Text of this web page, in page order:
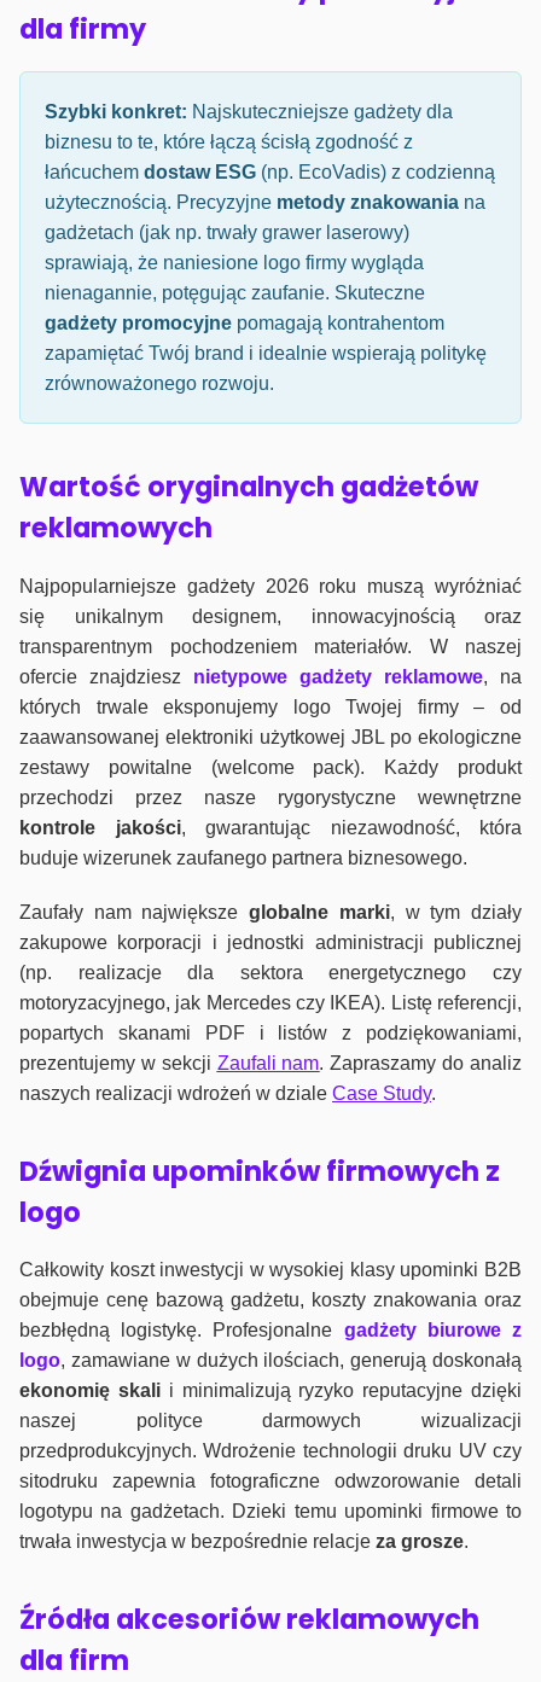
dla firmy
Szybki konkret: Najskuteczniejsze gadżety dla
biznesu to te, które łączą ścisłą zgodność z
łańcuchem dostaw ESG (np. EcoVadis) z codzienną
użytecznością. Precyzyjne metody znakowania na
gadżetach (jak np. trwały grawer laserowy)
sprawiają, że naniesione logo firmy wygląda
nienagannie, potęgując zaufanie. Skuteczne
gadżety promocyjne pomagają kontrahentom
zapamiętać Twój brand i idealnie wspierają politykę
zrównoważonego rozwoju.
Wartość oryginalnych gadżetów
reklamowych
Najpopularniejsze gadżety 2026 roku muszą wyróżniać
się unikalnym designem, innowacyjnością oraz
transparentnym pochodzeniem materiałów. W naszej
ofercie znajdziesz nietypowe gadżety reklamowe, na
których trwale eksponujemy logo Twojej firmy – od
zaawansowanej elektroniki użytkowej JBL po ekologiczne
zestawy powitalne (welcome pack). Każdy produkt
przechodzi przez nasze rygorystyczne wewnętrzne
kontrole jakości, gwarantując niezawodność, która
buduje wizerunek zaufanego partnera biznesowego.
Zaufały nam największeglobalne marki, w tym działy
zakupowe korporacji i jednostki administracji publicznej
(np. realizacje dla sektora energetycznego czy
motoryzacyjnego, jak Mercedes czy IKEA). Listę referencji,
popartych skanami PDF i listów z podziękowaniami,
prezentujemy w sekcji Zaufali nam. Zapraszamy do analiz
naszych realizacji wdrożeń w dziale Case Study.
Dźwignia upominków firmowych z
logo
Całkowity koszt inwestycji w wysokiej klasy upominki B2B
obejmuje cenę bazową gadżetu, koszty znakowania oraz
bezbłędną logistykę. Profesjonalne gadżety biurowe z
logo, zamawiane w dużych ilościach, generują doskonałą
ekonomię skalii minimalizują ryzyko reputacyjne dzięki
naszej polityce darmowych wizualizacji
przedprodukcyjnych. Wdrożenie technologii druku UV czy
sitodruku zapewnia fotograficzne odwzorowanie detali
logotypu na gadżetach. Dzieki temu upominki firmowe to
trwała inwestycja w bezpośrednie relacje za grosze.
Źródła akcesoriów reklamowych
dla firm